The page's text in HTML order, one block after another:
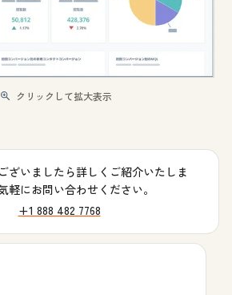
クリックして拡大表示
ざいましたら詳しくご紹介いたしま
軽にお問い合わせください。
+1 888 482 7768